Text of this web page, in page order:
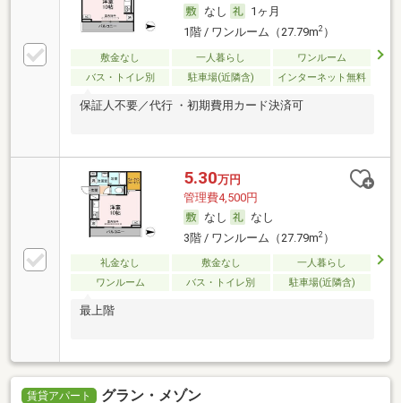
なし
1ヶ月
1階 / ワンルーム（27.79m2）
敷金なし 一人暮らし
ワンルーム
バス・トイレ別
駐車場(近隣含) インターネット無料
保証人不要／代行 ・初期費用カード決済可
5.30万円
管理費4,500円
なし
なし
3階 / ワンルーム（27.79m2）
礼金なし 敷金なし
一人暮らし
ワンルーム
バス・トイレ別 駐車場(近隣含)
最上階
賃貸アパート グラン・メゾン